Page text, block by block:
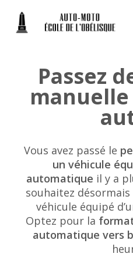
main
Passez
Vous avez passé le
un véhicule
automatique il y a
souhaitez
véhicule équipé
Optez pour la
automatique vers